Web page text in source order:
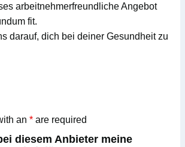
arbeitnehmerfreundliche Angebot
fit.
darauf, dich bei deiner Gesundheit zu
an * are required
diesem Anbieter meine